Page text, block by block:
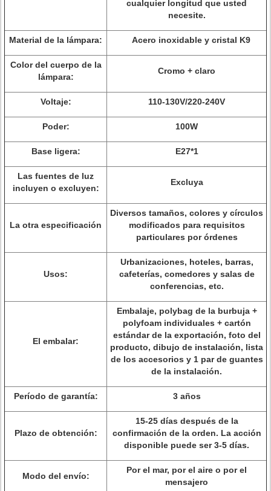
cualquier longitud que usted
necesite.
Material de la lámpara: Acero inoxidable y cristal K9
Color del cuerpo de la
lámpara:
Cromo + claro
Voltaje: 110-130V/220-240V
Poder: 100W
Base ligera: E27*1
Las fuentes de luz
incluyen o excluyen:
Excluya
La otra especificación
Diversos tamaños, colores y círculos
modificados para requisitos
particulares por órdenes
Usos:
Urbanizaciones, hoteles, barras,
cafeterías, comedores y salas de
conferencias, etc.
El embalar:
Embalaje, polybag de la burbuja +
polyfoam individuales + cartón
estándar de la exportación, foto del
producto, dibujo de instalación, lista
de los accesorios y 1 par de guantes
de la instalación.
Período de garantía: 3 años
Plazo de obtención:
15-25 días después de la
confirmación de la orden. La acción
disponible puede ser 3-5 días.
Modo del envío:
Por el mar, por el aire o por el
mensajero